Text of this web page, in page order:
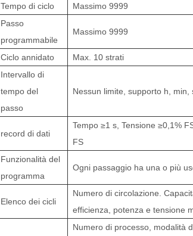
Tempo di ciclo
Massimo 9999
Passo
programmabile
Massimo 9999
Ciclo annidato
Max. 10 strati
Intervallo di
tempo del
passo
Nessun limite, supporto h, min,
record di dati
Tempo ≥1 s, Tensione ≥0,1%
FS
Funzionalità del
programma
Ogni passaggio ha una o più
Elenco dei cicli
Numero di circolazione.
efficienza, potenza e tensione
Numero di processo, modalità